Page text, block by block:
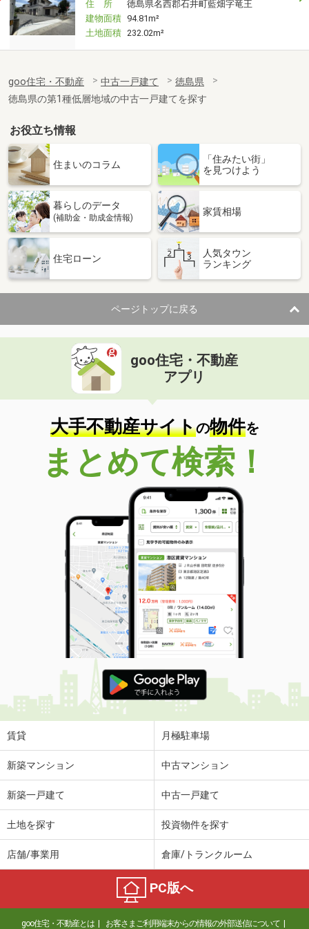
住 所
徳島県名西郡石井町藍畑字竜王
建物面積 94.81m²
土地面積 232.02m²
goo住宅・不動産 中古一戸建て
徳島県
徳島県の第1種低層地域の中古一戸建てを探す
お役立ち情報
住まいのコラム
「住みたい街」
を見つけよう
暮らしのデータ
(補助金・助成金情報)
家賃相場
住宅ローン
人気タウン
ランキング
ページトップに戻る
goo住宅・不動産
アプリ
大手不動産サイトの物件を
まとめて検索！
賃貸 月極駐車場
新築マンション 中古マンション
新築一戸建て 中古一戸建て
土地を探す 投資物件を探す
店舗/事業用 倉庫/トランクルーム
PC版へ
goo住宅・不動産とは お客さまご利用端末からの情報の外部送信について